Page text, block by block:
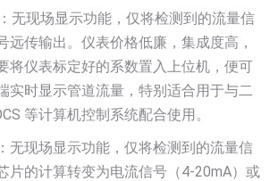
无现场显示功能，仅将检测到的流量信
远传输出。仪表价格低廉，集成度高，
将仪表标定好的系数置入上位机，便可
实时显示管道流量，特别适合用于与二
等计算机控制系统配合使用。
无现场显示功能，仅将检测到的流量信
片的计算转变为电流信号（4-20mA）或